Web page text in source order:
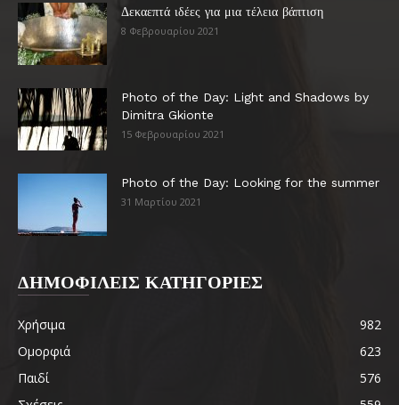
Δεκαεπτά ιδέες για μια τέλεια βάπτιση
8 Φεβρουαρίου 2021
Photo of the Day: Light and Shadows by
Dimitra Gkionte
15 Φεβρουαρίου 2021
Photo of the Day: Looking for the summer
31 Μαρτίου 2021
ΔΗΜΟΦΙΛΕΙΣ ΚΑΤΗΓΟΡΙΕΣ
Χρήσιμα
982
Ομορφιά
623
Παιδί
576